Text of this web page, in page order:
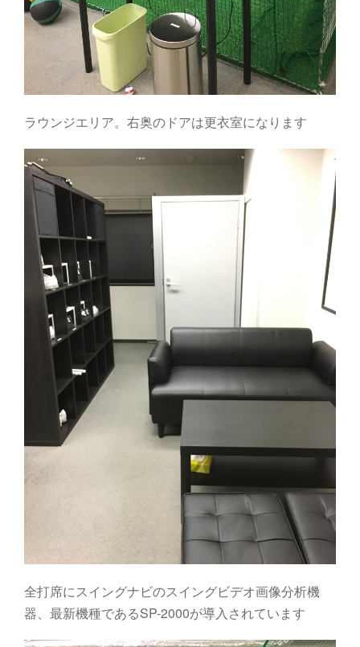
ラウンジエリア。右奥のドアは更衣室になります
全打席にスイングナビのスイングビデオ画像分析機
器、最新機種であるSP-2000が導入されています